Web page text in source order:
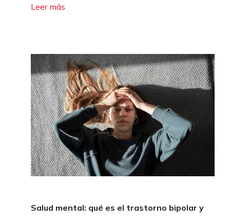
Leer más
Salud mental: qué es el trastorno bipolar y